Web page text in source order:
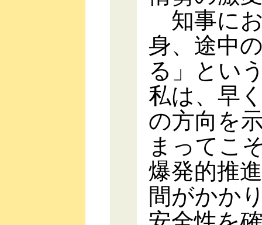
知事に
身、途中
る」とい
私は、早
の方向を
まってこ
爆発的推
間がかか